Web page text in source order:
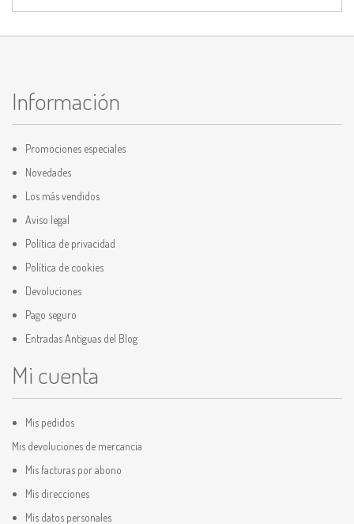
Información
Promociones especiales
Novedades
Los más vendidos
Aviso legal
Política de privacidad
Política de cookies
Devoluciones
Pago seguro
Entradas Antiguas del Blog
Mi cuenta
Mis pedidos
Mis devoluciones de mercancia
Mis facturas por abono
Mis direcciones
Mis datos personales